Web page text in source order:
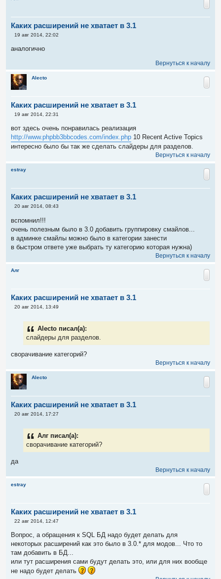
Каких расширений не хватает в 3.1
С
б
н
и
е
19 авг 2014, 22:02
аналогично
Вернуться к началу
Alecto
Каких расширений не хватает в 3.1
С
б
щ
е
н
19 авг 2014, 22:31
вот здесь очень понравилась реализация
http://www.phpbb3bbcodes.com/index.php 10 Recent Active Topics
интересно было бы так же сделать слайдеры для разделов.
Вернуться к началу
estray
Каких расширений не хватает в 3.1
С
б
щ
н
и
20 авг 2014, 08:43
вспомнил!!!
очень полезным было в 3.0 добавить группировку смайлов...
в админке смайлы можно было в категории занести
в быстром ответе уже выбрать ту категорию которая нужна)
Вернуться к началу
Алг
Каких расширений не хватает в 3.1
С
е
20 авг 2014, 13:49
Alecto писал(а):
слайдеры для разделов.
сворачивание категорий?
Вернуться к началу
Alecto
Каких расширений не хватает в 3.1
С
е
20 авг 2014, 17:27
Алг писал(а):
сворачивание категорий?
да
Вернуться к началу
estray
Каких расширений не хватает в 3.1
С
о
б
щ
н
и
22 авг 2014, 12:47
Вопрос, а обращения к SQL БД надо будет делать для
некоторых расширений как это было в 3.0.* для модов... Что то
там добавить в БД...
или тут расширения сами будут делать это, или для них вообще
не надо будет делать